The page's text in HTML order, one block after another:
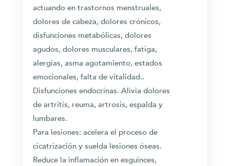
actuando en trastornos menstruales,
dolores de cabeza, dolores crónicos,
disfunciones metabólicas, dolores
agudos, dolores musculares, fatiga,
alergias, asma agotamiento, estados
emocionales, falta de vitalidad..
Disfunciones endocrinas. Alivia dolores
de artritis, reuma, artrosis, espalda y
lumbares.
Para lesiones: acelera el proceso de
cicatrización y suelda lesiones óseas.
Reduce la inflamación en esguinces,